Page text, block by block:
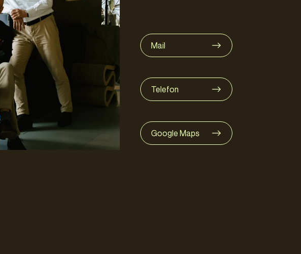
Mail
Telefon
Google Maps